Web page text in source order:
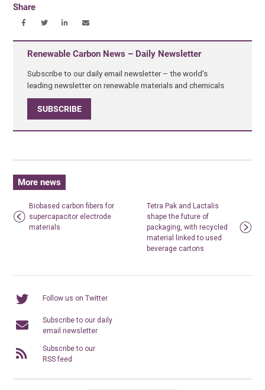
Share
Renewable Carbon News – Daily Newsletter
Subscribe to our daily email newsletter – the world's
leading newsletter on renewable materials and chemicals
SUBSCRIBE
More news
Biobased carbon fibers for
supercapacitor electrode
materials
Tetra Pak and Lactalis
shape the future of
packaging, with recycled
material linked to used
beverage cartons
Follow us on Twitter
Subscribe to our daily
email newsletter
Subscribe to our
RSS feed